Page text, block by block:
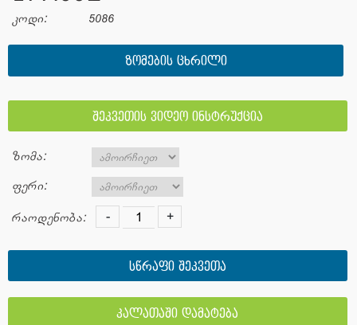
კოდი: 5086
ᲖᲝᲛᲔᲑᲘᲡ ᲪᲮᲠᲘᲚᲘ
შეკვეთის ვიდეო ინსტრუქცია
ზომა:
ფერი:
რაოდენობა: - +
სწრაფი შეკვეთა
კალათაში დამატება